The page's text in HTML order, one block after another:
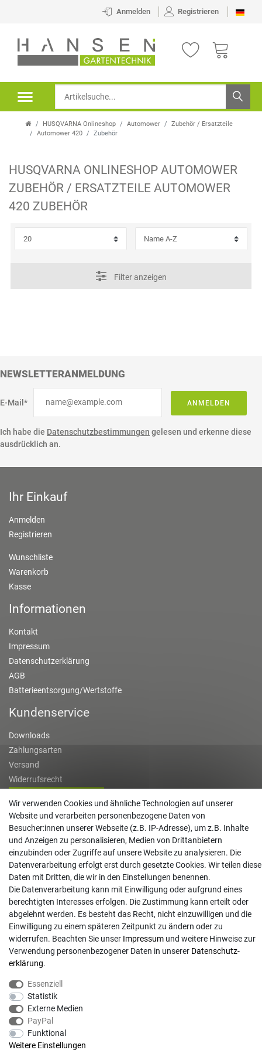
Anmelden Registrieren
HUSQVARNA Onlineshop Automower
Zubehör / Ersatzteile
Automower 420
Zubehör
HUSQVARNA ONLINESHOP AUTOMOWER
ZUBEHÖR / ERSATZTEILE AUTOMOWER
420 ZUBEHÖR
Filter anzeigen
NEWSLETTERANMELDUNG
E-Mail* ANMELDEN
Ich habe die Datenschutzbestimmungen gelesen und erkenne diese
ausdrücklich an.
Ihr Einkauf
Anmelden
Registrieren
Wunschliste
Warenkorb
Kasse
Informationen
Kontakt
Impressum
Datenschutzerklärung
AGB
Batterieentsorgung/Wertstoffe
Kundenservice
Downloads
Zahlungsarten
Versand
Widerrufsrecht
Widerruf erklären
Kontakt
info@gartentechnik-hansen.de
0481 8565-0
Mo. - Do. 08:00 - 17:00 | Fr. 8:00 - 15:00
Anrufe aus dem dt. Festnetz zum Ortstarif, Preise aus dem Mobilfunknetz ggf.
abweichend (abhängig vom Provider).
Wir verwenden Cookies und ähnliche Technologien auf unserer
Website und verarbeiten personenbezogene Daten von
Besucher:innen unserer Webseite (z.B. IP-Adresse), um z.B. Inhalte
und Anzeigen zu personalisieren, Medien von Drittanbietern
einzubinden oder Zugriffe auf unsere Website zu analysieren. Die
Datenverarbeitung erfolgt erst durch gesetzte Cookies. Wir teilen diese
Daten mit Dritten, die wir in den Einstellungen benennen.
Die Datenverarbeitung kann mit Einwilligung oder aufgrund eines
berechtigten Interesses erfolgen. Die Zustimmung kann erteilt oder
abgelehnt werden. Es besteht das Recht, nicht einzuwilligen und die
Einwilligung zu einem späteren Zeitpunkt zu ändern oder zu
widerrufen. Beachten Sie unser Impressum und weitere Hinweise zur
Verwendung personenbezogener Daten in unserer Daten­schutz­
erklärung.
Essenziell
Statistik
Externe Medien
PayPal
Funktional
Weitere Einstellungen
P
E